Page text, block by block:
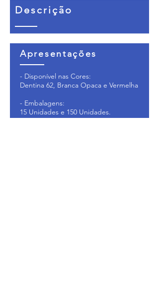
Descrição
Apresentações
- Disponível nas Cores:
Dentina 62, Branca Opaca e Vermelha
- Embalagens:
15 Unidades e 150 Unidades.